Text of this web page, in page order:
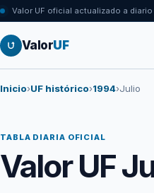
Valor UF oficial actualizado a diario
ValorUF
Inicio›UF histórico›1994›Julio
TABLA DIARIA OFICIAL
Valor UF